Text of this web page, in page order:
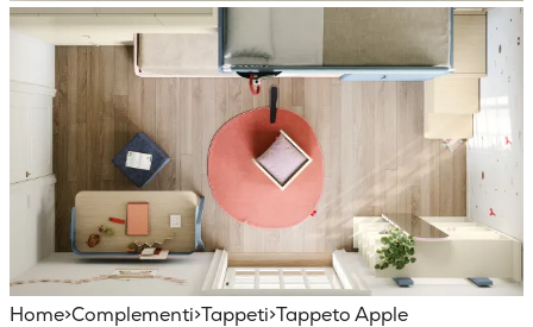
Home>Complementi>Tappeti>Tappeto Apple